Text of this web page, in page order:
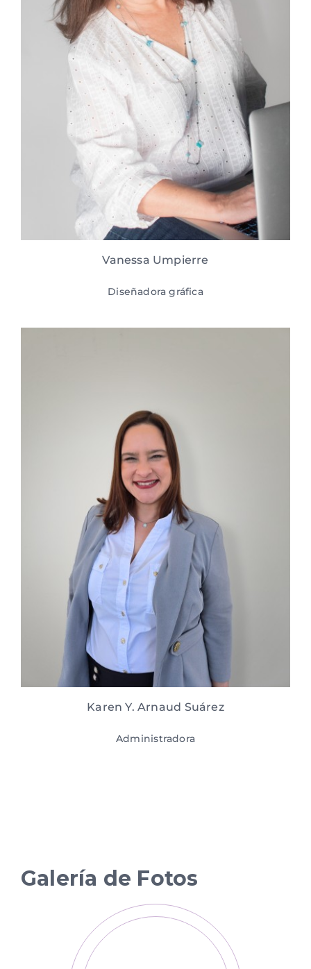
Vanessa Umpierre
Diseñadora gráfica
Karen Y. Arnaud Suárez
Administradora
Galería de Fotos